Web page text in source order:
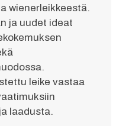
wienerleikkeestä.
ja uudet ideat
leike vastaa
laadusta.